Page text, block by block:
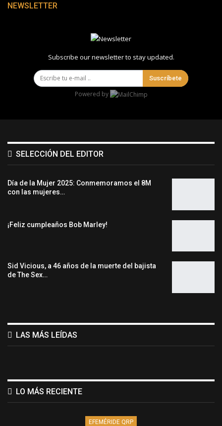
NEWSLETTER
Subscribe our newsletter to stay updated.
Suscríbete
Powered by
SELECCIÓN DEL EDITOR
Día de la Mujer 2025: Conmemoramos el 8M
con las mujeres…
¡Feliz cumpleaños Bob Marley!
Sid Vicious, a 46 años de la muerte del bajista
de The Sex…
LAS MÁS LEÍDAS
LO MÁS RECIENTE
EFEMÉRIDE QRP